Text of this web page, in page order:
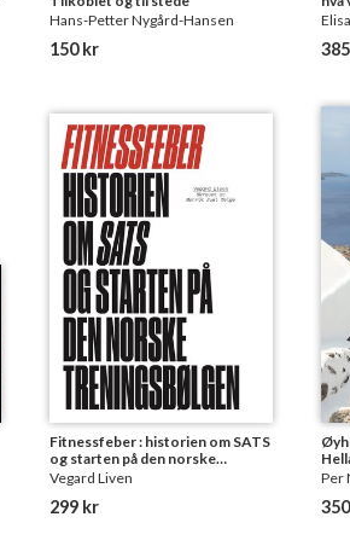
Hans-Petter Nygård-Hansen
150 kr
Fitnessfeber : historien om SATS
og starten på den norske
treningsbølgen
Vegard Liven
299 kr
Per